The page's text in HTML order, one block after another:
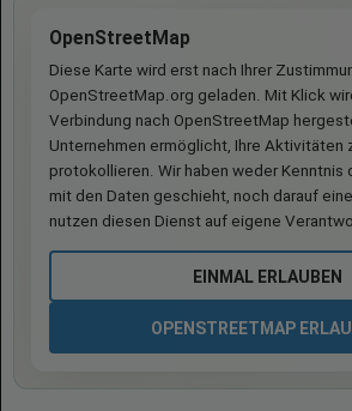
OpenStreetMap
Diese Karte wird erst nach Ihrer
OpenStreetMap.org geladen. Mit Klick
Verbindung nach OpenStreetMap
Unternehmen ermöglicht, Ihre Aktivitäten
protokollieren. Wir haben weder Kenntnis
mit den Daten geschieht, noch darauf
nutzen diesen Dienst auf eigene
EINMAL ERLAUBEN
OPENSTREETMAP